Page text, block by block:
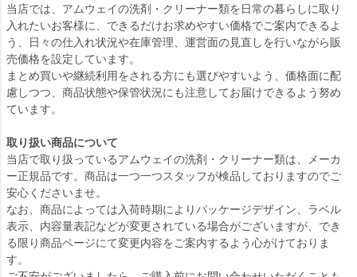
当店では、アムウェイの洗剤・クリーナー類を日常の暮らしに取り
入れたいお客様に、できるだけお求めやすい価格でご案内できるよ
う、日々の仕入れ状況や在庫管理、運営面の見直しを行いながら販
売価格を設定しています。
まとめ買いや継続利用をされる方にも選びやすいよう、価格面に配
慮しつつ、商品状態や保管状況にも注意してお届けできるよう努め
ています。
取り扱い商品について
当店で取り扱っているアムウェイの洗剤・クリーナー類は、メーカ
ー正規品です。商品は一つ一つスタッフが検品しておりますのでご
安心くださいませ。
なお、商品によっては入荷時期によりパッケージデザイン、ラベル
表示、内容量表記などが変更されている場合がございますが、でき
る限り商品ページにて変更内容をご案内するよう心がけておりま
す。